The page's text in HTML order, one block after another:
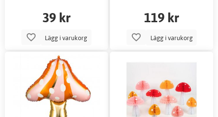
39 kr
Lägg i varukorg
119 kr
Lägg i varukorg